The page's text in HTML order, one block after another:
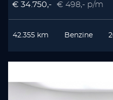
€ 34.750,- € 498,- p/m
42.355 km Benzine